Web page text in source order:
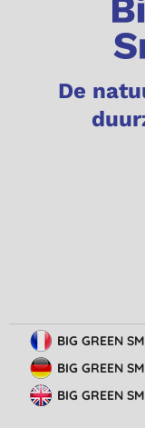
De
BIG GREEN
BIG GREEN
BIG GREEN